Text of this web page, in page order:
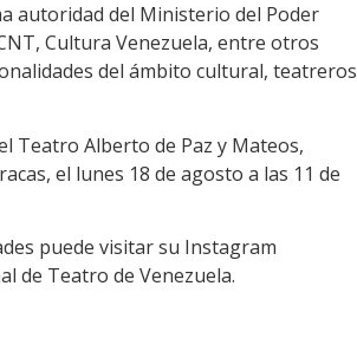
autoridad del Ministerio del Poder
Cultura Venezuela, entre otros
del ámbito cultural, teatreros
Teatro Alberto de Paz y Mateos,
el lunes 18 de agosto a las 11 de
puede visitar su Instagram
de Teatro de Venezuela.